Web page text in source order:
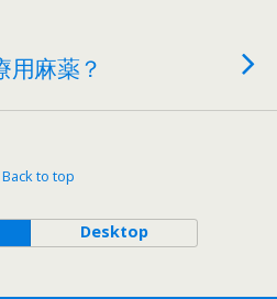
麻薬？
Back to top
Desktop